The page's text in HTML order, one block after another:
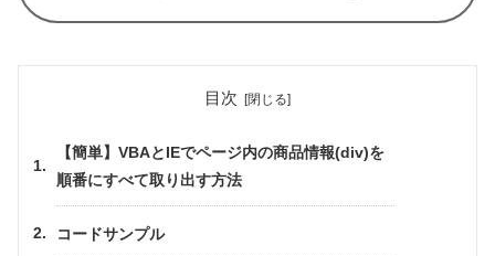
目次
【簡単】VBAとIEでページ内の商品情報(div)を
順番にすべて取り出す方法
コードサンプル